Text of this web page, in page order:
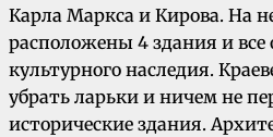
Карла Маркса и Кирова. На
расположены 4 здания и все
культурного наследия.
убрать ларьки и ничем не
исторические здания.